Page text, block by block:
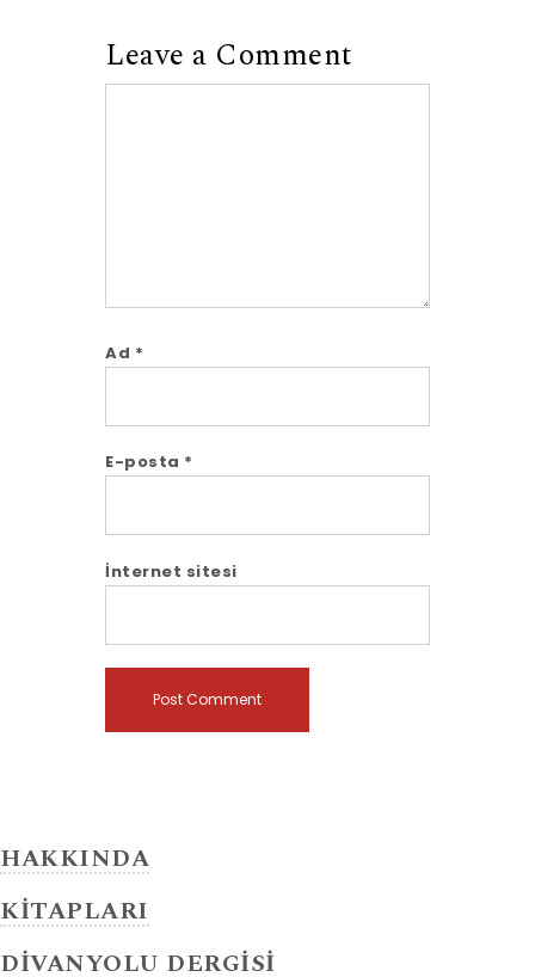
Leave a Comment
Ad *
E-posta *
İnternet sitesi
HAKKINDA
KİTAPLARI
DİVANYOLU DERGİSİ